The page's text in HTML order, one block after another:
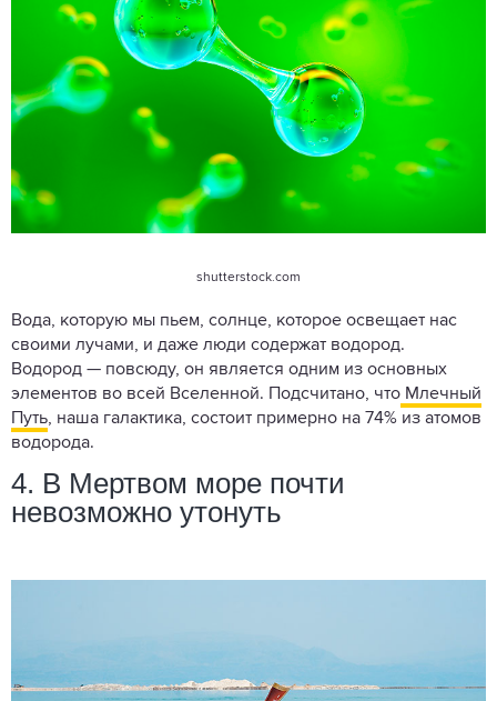
shutterstock.com
Вода, которую мы пьем, солнце, которое освещает нас
своими лучами, и даже люди содержат водород.
Водород — повсюду, он является одним из основных
элементов во всей Вселенной. Подсчитано, что Млечный
Путь, наша галактика, состоит примерно на 74% из атомов
водорода.
4. В Мертвом море почти
невозможно утонуть